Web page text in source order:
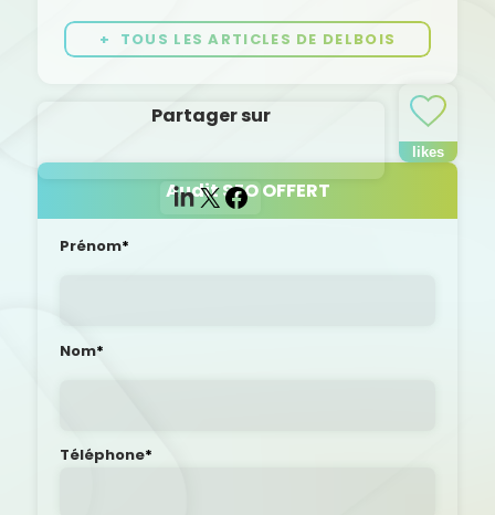
+ TOUS LES ARTICLES DE DELBOIS
Audit SEO OFFERT
N
Prénom*
Nom*
Téléphone*
Partager sur
LinkedIn X Facebook